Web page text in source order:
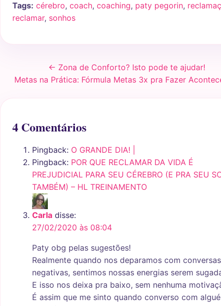
Tags: cérebro, coach, coaching, paty pegorin,
reclamar, sonhos
← Zona de Conforto? Isto pode te ajudar!
Metas na Prática: Fórmula Metas 3x pra Fazer
4 Comentários
Pingback: O GRANDE DIA! |
Pingback: POR QUE RECLAMAR DA VIDA É
PREJUDICIAL PARA SEU CÉREBRO (E PRA SEU
TAMBÉM) – HL TREINAMENTO
Carla disse:
27/02/2020 às 08:04
Paty obg pelas sugestões!
Realmente quando nos deparamos com conversas
negativas, sentimos nossas energias serem
E isso nos deixa pra baixo, sem nenhuma
É assim que me sinto quando converso com